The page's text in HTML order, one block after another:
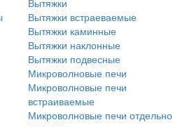
Вытяжки
Вытяжки встраеваемые
Вытяжки каминные
Вытяжки наклонные
Вытяжки подвесные
Микроволновые печи
Микроволновые печи
встраиваемые
Микроволновые печи отдельно